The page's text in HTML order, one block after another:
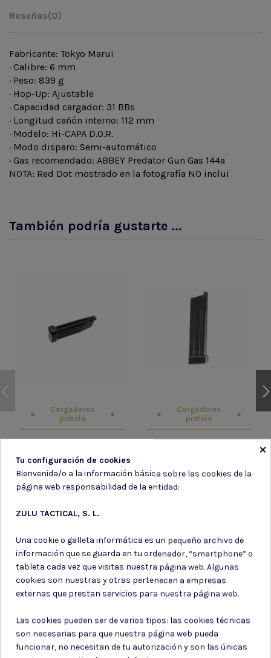
Reseñas(0)
Fabricante: Tokyo Marui
· Calibre: 6 mm
· Peso: 839 g
· Hop-Up: Ajustable
· Capacidad cargador: 31 BBs
· Longitud cañón interno: 112 mm
· Modelo: Hi-CAPA D.O.R.
· Modo disparo: Semi-automático
· Gas recomendado: ABBEY Predator Gun Gas 144a
NOTA: Red Dot mostrado en la fotografía NO inclui
También podría gustarte ...
Cargadores
pistola
HI-CAPA WE MG-5.1
31,50 €
Cargadores
pistola
42,00 €
Subir DNI
Para tramitar tu compra, es
×
Tu configuración de cookies
Bienvenida/o a la información básica sobre las cookies de la
página web responsabilidad de la entidad:
ZULU TACTICAL, S. L.
Una cookie o galleta informática es un pequeño archivo de
información que se guarda en tu ordenador, “smartphone” o
tableta cada vez que visitas nuestra página web. Algunas
cookies son nuestras y otras pertenecen a empresas
externas que prestan servicios para nuestra página web.
Las cookies pueden ser de varios tipos: las cookies técnicas
son necesarias para que nuestra página web pueda
funcionar, no necesitan de tu autorización y son las únicas